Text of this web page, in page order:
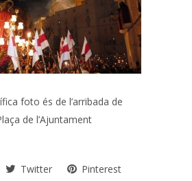
foto és de l’arribada de
de l’Ajuntament
Twitter
Pinterest